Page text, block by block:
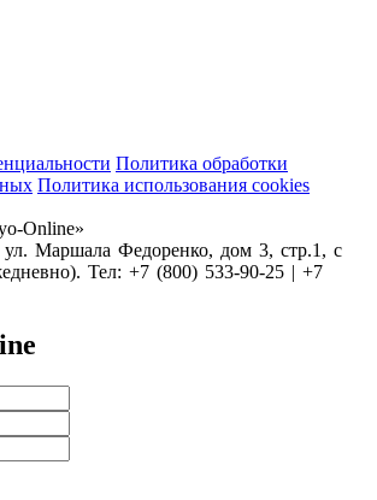
Политика обработки
Политика использования cookies
Online»
ул. Маршала Федоренко, дом 3, стр.1, с
Тел: +7 (800) 533-90-25 | +7